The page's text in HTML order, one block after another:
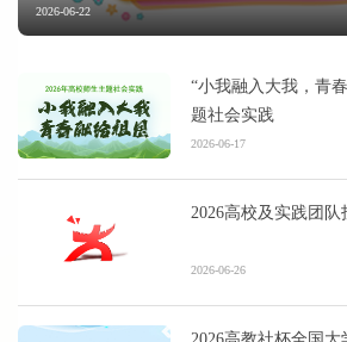
2026-06-22
“小我融入大我，青
题社会实践
2026-06-17
2026高校及实践团队
2026-06-26